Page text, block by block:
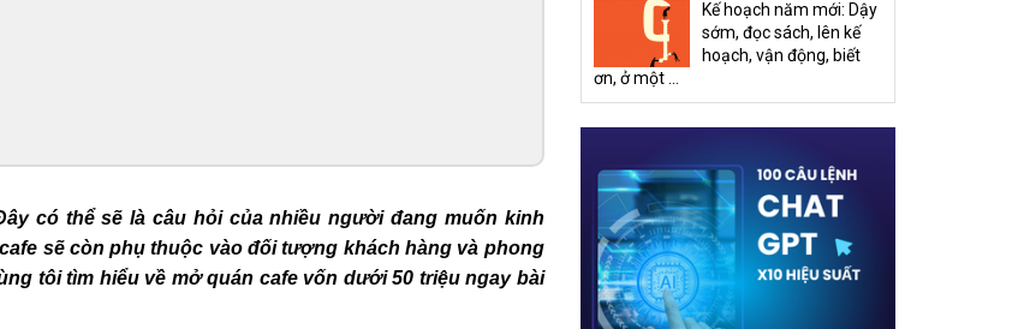
có thể sẽ là câu hỏi của nhiều người đang muốn kinh
sẽ còn phụ thuộc vào đối tượng khách hàng và phong
tôi tìm hiểu về mở quán cafe vốn dưới 50 triệu ngay bài
Kế hoạch năm mới: Dậy
sớm, đọc sách, lên kế
hoạch, vận động, biết
ơn, ở một ...